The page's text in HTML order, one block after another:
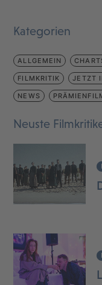
Kategorien
ALLGEMEIN
FILMKRITIK JETZT
NEWS
Neuste